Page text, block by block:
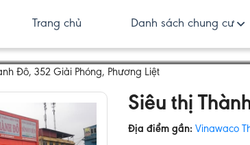
Trang chủ Danh sách chung cư
Đô, 352 Giải Phóng, Phương Liệt
Siêu thị
Địa điểm gần: Vinawaco